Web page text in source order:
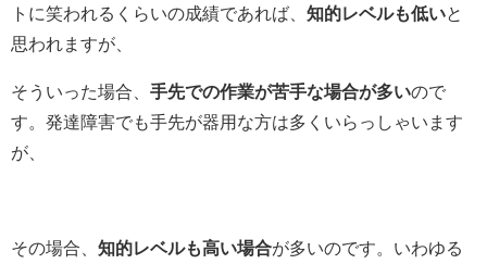
トに笑われるくらいの成績であれば、 知的レベルも低いと
思われますが、
そういった場合、 手先での作業が苦手な場合が多いので
す。発達障害でも手先が器用な方は多くいらっしゃいます
が、
その場合、 知的レベルも高い場合が多いのです。いわゆる